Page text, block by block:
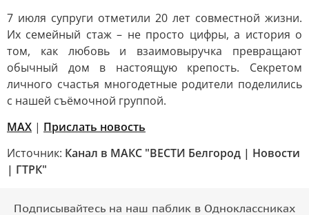
7 июля супруги отметили 20 лет совместной жизни.
Их семейный стаж – не просто цифры, а история о
том, как любовь и взаимовыручка превращают
обычный дом в настоящую крепость. Секретом
личного счастья многодетные родители поделились
с нашей съёмочной группой.
МАХ | Прислать новость
Источник: Канал в МАКС "ВЕСТИ Белгород | Новости
| ГТРК"
Подписывайтесь на наш паблик в Одноклассниках